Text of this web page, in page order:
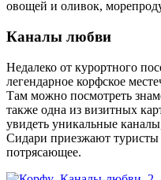
овощей и оливок,
Каналы любви
Недалеко от курортного
легендарное корфское
Там можно посмотреть
также одна из визитных
увидеть уникальные
Сидари приезжают туристы
потрясающее.